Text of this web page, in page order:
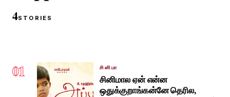
4STORIES
01 சினிமா
சினிமால ஏன் என்ன
ஒதுக்குறாங்கன்னே தெரில,